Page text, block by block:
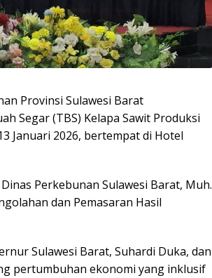
Provinsi Sulawesi Barat
Segar (TBS) Kelapa Sawit Produksi
Januari 2026, bertempat di Hotel
Perkebunan Sulawesi Barat, Muh.
dan Pemasaran Hasil
Sulawesi Barat, Suhardi Duka, dan
pertumbuhan ekonomi yang inklusif